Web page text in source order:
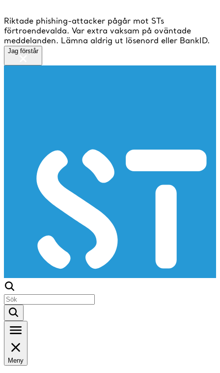
Riktade phishing-attacker pågår mot STs
förtroendevalda. Var extra vaksam på oväntade
meddelanden. Lämna aldrig ut lösenord eller BankID.
Jag förstår
Meny